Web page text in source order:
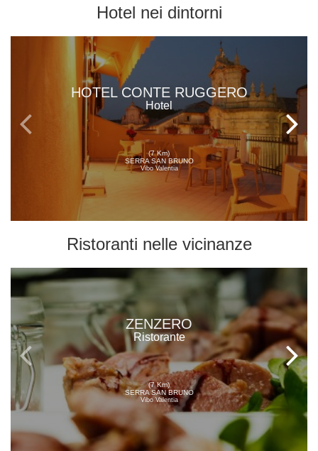
Hotel nei dintorni
HOTEL CONTE RUGGERO
Hotel
(7 Km)
SERRA SAN BRUNO
Vibo Valentia
Ristoranti nelle vicinanze
ZENZERO
Ristorante
(7 Km)
SERRA SAN BRUNO
Vibo Valentia